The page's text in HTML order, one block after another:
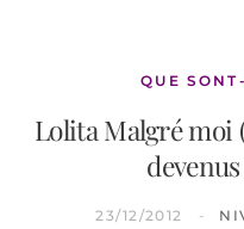
QUE
Lolita Malgré moi
23/12/2012